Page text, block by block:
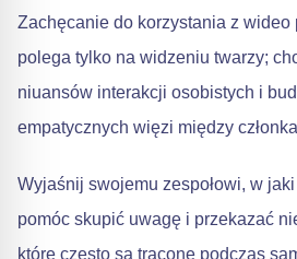
Zachęcanie do korzystania z wideo
polega tylko na widzeniu twarzy;
niuansów interakcji osobistych i
empatycznych więzi między
Wyjaśnij swojemu zespołowi, w
pomóc skupić uwagę i przekazać
które często są tracone podczas